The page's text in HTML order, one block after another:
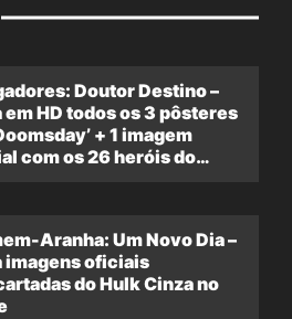
Doutor Destino –
em HD todos os 3 pôsteres
+ 1 imagem
com os 26 heróis do
Aranha: Um Novo Dia –
imagens oficiais
do Hulk Cinza no